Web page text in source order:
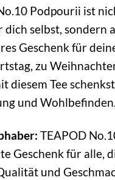
Podpourii ist
dich selbst, sondern
Geschenk für
zu
diesem Tee
und Wohlbefinden.
TEAPOD
Geschenk für alle,
und